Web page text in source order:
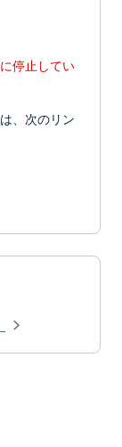
停止してい
、次のリン